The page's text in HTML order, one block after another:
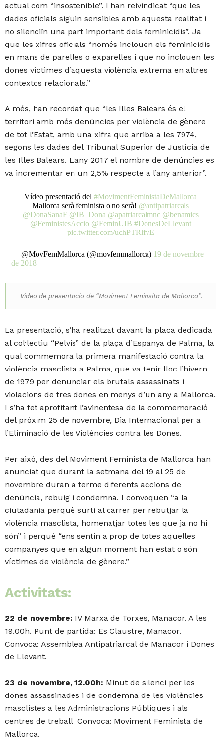
actual com “insostenible”. I han reivindicat “que les
dades oficials siguin sensibles amb aquesta realitat i
no silenciïn una part important dels feminicidis”. Ja
que les xifres oficials “només inclouen els feminicidis
en mans de parelles o exparelles i que no inclouen les
dones víctimes d’aquesta violència extrema en altres
contextos relacionals.”
A més, han recordat que “les Illes Balears és el
territori amb més denúncies per violència de gènere
de tot l’Estat, amb una xifra que arriba a les 7974,
segons les dades del Tribunal Superior de Justícia de
les Illes Balears. L’any 2017 el nombre de denúncies es
va incrementar en un 2,5% respecte a l’any anterior”.
Vídeo presentació del #MovimentFeministaDeMallorca
Mallorca serà feminista o no serà! @antipatriarcals
@DonaSanaF @IB_Dona @apatriarcalmnc @benamics
@FeministesAccio @FeminUIB #DonesDeLlevant
pic.twitter.com/uchPTRlfyE
— @MovFemMallorca (@movfemmallorca) 19 de novembre
de 2018
Video de presentacio de “Moviment Feminsita de Mallorca”.
La presentació, s’ha realitzat davant la placa dedicada
al col·lectiu “Pelvis” de la plaça d’Espanya de Palma, la
qual commemora la primera manifestació contra la
violència masclista a Palma, que va tenir lloc l’hivern
de 1979 per denunciar els brutals assassinats i
violacions de tres dones en menys d’un any a Mallorca.
I s’ha fet aprofitant l’avinentesa de la commemoració
del pròxim 25 de novembre, Dia Internacional per a
l’Eliminació de les Violències contra les Dones.
Per això, des del Moviment Feminista de Mallorca han
anunciat que durant la setmana del 19 al 25 de
novembre duran a terme diferents accions de
denúncia, rebuig i condemna. I convoquen “a la
ciutadania perquè surti al carrer per rebutjar la
violència masclista, homenatjar totes les que ja no hi
són” i perquè “ens sentin a prop de totes aquelles
companyes que en algun moment han estat o són
víctimes de violència de gènere.”
Activitats:
22 de novembre: IV Marxa de Torxes, Manacor. A les
19.00h. Punt de partida: Es Claustre, Manacor.
Convoca: Assemblea Antipatriarcal de Manacor i Dones
de Llevant.
23 de novembre, 12.00h: Minut de silenci per les
dones assassinades i de condemna de les violències
masclistes a les Administracions Públiques i als
centres de treball. Convoca: Moviment Feminista de
Mallorca.